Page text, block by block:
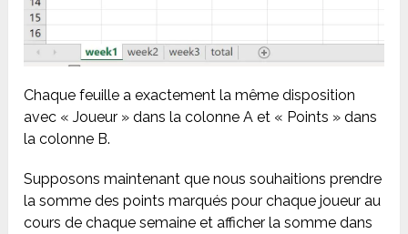
Chaque feuille a exactement la même disposition
avec « Joueur » dans la colonne A et « Points » dans
la colonne B.
Supposons maintenant que nous souhaitions prendre
la somme des points marqués pour chaque joueur au
cours de chaque semaine et afficher la somme dans